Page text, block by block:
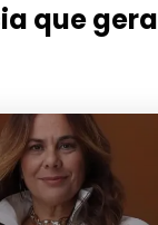
que gera